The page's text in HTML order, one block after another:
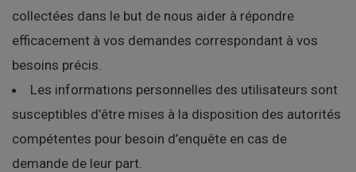
collectées dans le but de nous aider à répondre
efficacement à vos demandes correspondant à vos
besoins précis.
Les informations personnelles des utilisateurs sont
susceptibles d’être mises à la disposition des autorités
compétentes pour besoin d’enquête en cas de
demande de leur part.